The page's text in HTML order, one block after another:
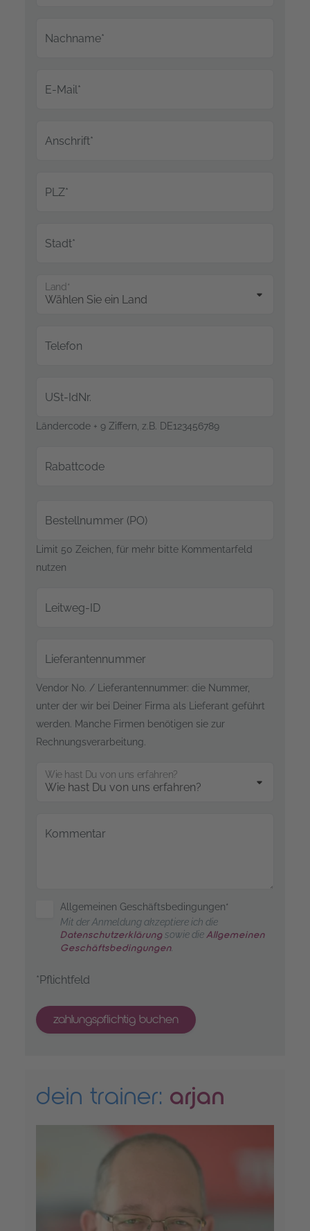
Nachname*
E-Mail*
Anschrift*
PLZ*
Stadt*
Land*
Telefon
USt-IdNr.
Ländercode + 9 Ziffern, z.B. DE123456789
Rabattcode
Bestellnummer (PO)
Limit 50 Zeichen, für mehr bitte Kommentarfeld
nutzen
Leitweg-ID
Lieferantennummer
Vendor No. / Lieferantennummer: die Nummer,
unter der wir bei Deiner Firma als Lieferant geführt
werden. Manche Firmen benötigen sie zur
Rechnungsverarbeitung.
Wie hast Du von uns erfahren?
Kommentar
Allgemeinen Geschäftsbedingungen*
Mit der Anmeldung akzeptiere ich die
Datenschutzerklärung sowie die Allgemeinen
Geschäftsbedingungen
*Pflichtfeld
zahlungspflichtig buchen
dein trainer: arjan